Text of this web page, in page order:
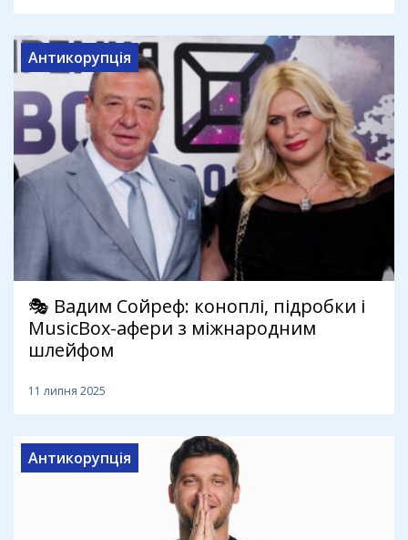
Антикорупція
🎭 Вадим Сойреф: коноплі, підробки і
MusicBox-афери з міжнародним
шлейфом
11 липня 2025
Антикорупція